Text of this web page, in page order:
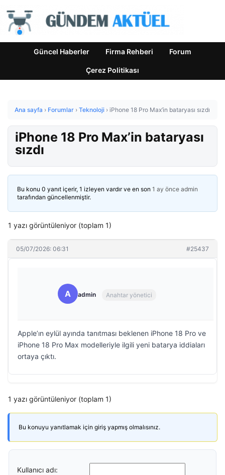
Güncel Haberler Firma Rehberi Forum
Çerez Politikası
Ana sayfa › Forumlar › Teknoloji › iPhone 18 Pro Max’in bataryası sızdı
iPhone 18 Pro Max’in bataryası
sızdı
Bu konu 0 yanıt içerir, 1 izleyen vardır ve en son 1 ay önce admin
tarafından güncellenmiştir.
1 yazı görüntüleniyor (toplam 1)
05/07/2026: 06:31 #25437
A admin Anahtar yönetici
Apple’ın eylül ayında tanıtması beklenen iPhone 18 Pro ve
iPhone 18 Pro Max modelleriyle ilgili yeni batarya iddiaları
ortaya çıktı.
1 yazı görüntüleniyor (toplam 1)
Bu konuyu yanıtlamak için giriş yapmış olmalısınız.
Kullanıcı adı: